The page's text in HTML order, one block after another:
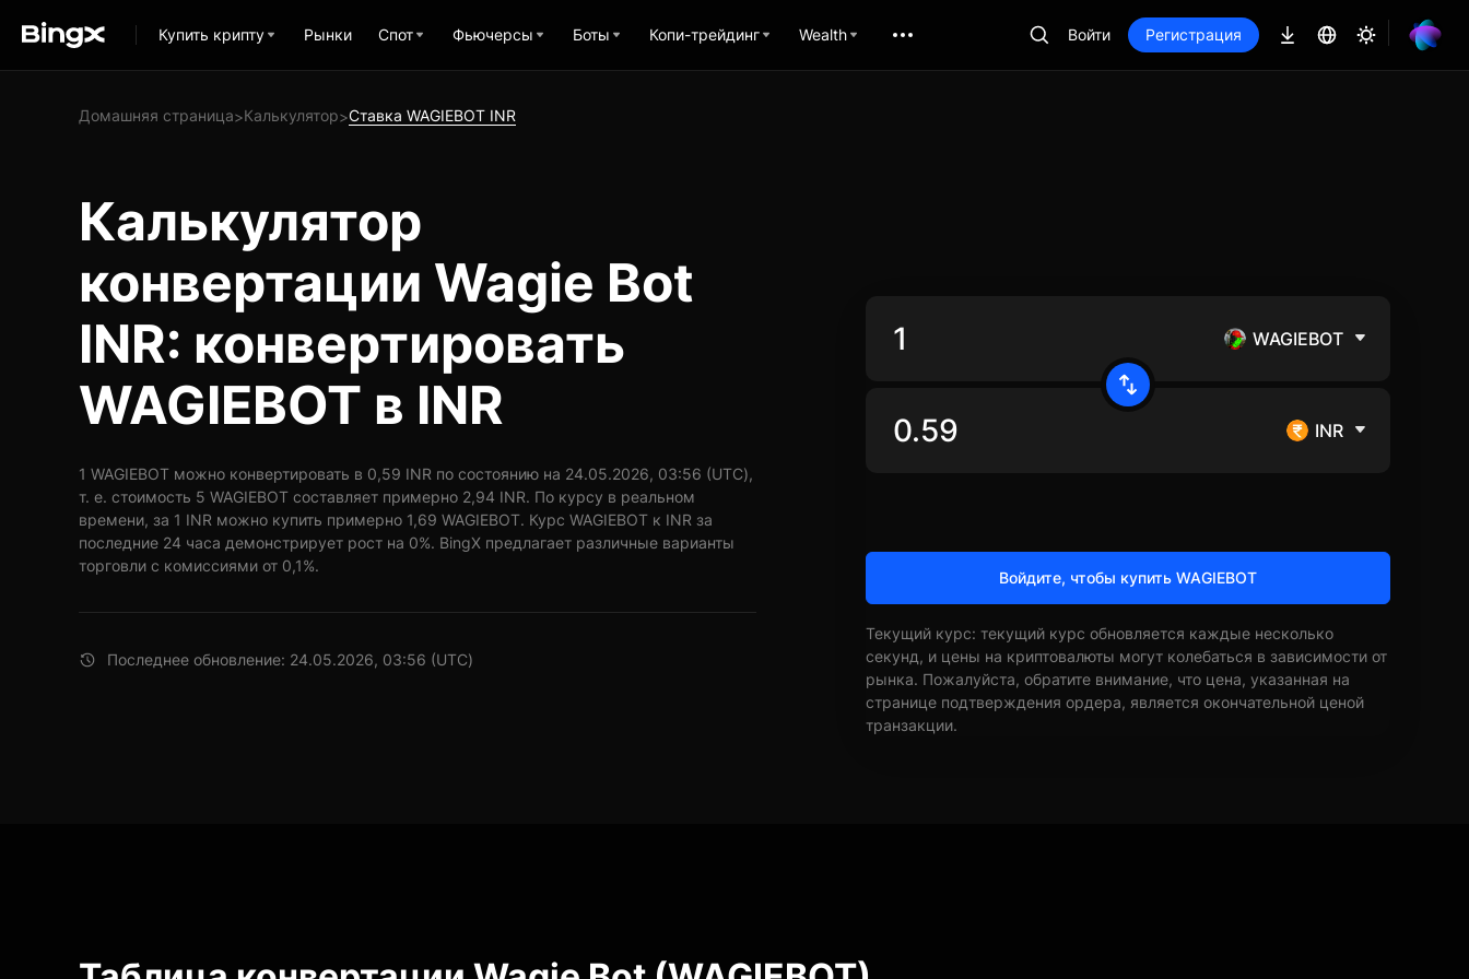
Купить крипту Рынки Спот Фьючерсы Боты Копи-трейдинг Wealth Войти Регистрация
Домашняя страница>Калькулятор>Ставка WAGIEBOT INR
Калькулятор
конвертации Wagie Bot
INR: конвертировать
WAGIEBOT в INR
1 WAGIEBOT можно конвертировать в 0,59 INR по состоянию на 24.05.2026, 03:56 (UTC),
т. е. стоимость 5 WAGIEBOT составляет примерно 2,94 INR. По курсу в реальном
времени, за 1 INR можно купить примерно 1,69 WAGIEBOT. Курс WAGIEBOT к INR за
последние 24 часа демонстрирует рост на 0%. BingX предлагает различные варианты
торговли с комиссиями от 0,1%.
Последнее обновление: 24.05.2026, 03:56 (UTC)
WAGIEBOT
INR
Войдите, чтобы купить WAGIEBOT
Текущий курс: текущий курс обновляется каждые несколько
секунд, и цены на криптовалюты могут колебаться в зависимости от
рынка. Пожалуйста, обратите внимание, что цена, указанная на
странице подтверждения ордера, является окончательной ценой
транзакции.